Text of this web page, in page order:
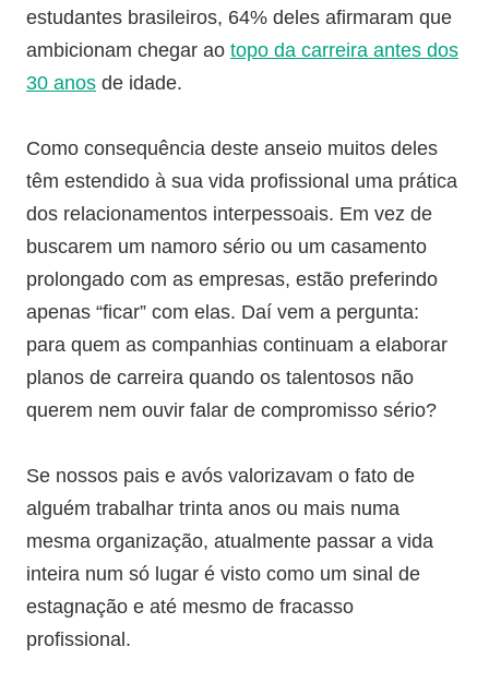
estudantes brasileiros, 64% deles afirmaram que
ambicionam chegar ao topo da carreira antes dos
30 anos de idade.
Como consequência deste anseio muitos deles
têm estendido à sua vida profissional uma prática
dos relacionamentos interpessoais. Em vez de
buscarem um namoro sério ou um casamento
prolongado com as empresas, estão preferindo
apenas “ficar” com elas. Daí vem a pergunta:
para quem as companhias continuam a elaborar
planos de carreira quando os talentosos não
querem nem ouvir falar de compromisso sério?
Se nossos pais e avós valorizavam o fato de
alguém trabalhar trinta anos ou mais numa
mesma organização, atualmente passar a vida
inteira num só lugar é visto como um sinal de
estagnação e até mesmo de fracasso
profissional.